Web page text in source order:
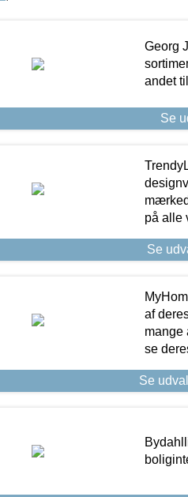
Georg
andet
Se
på alle
Se
af
mange
se
Se